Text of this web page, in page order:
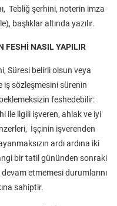
Tebliğ şerhini, noterin imza
başlıklar altında yazılır.
FESHİ NASIL YAPILIR
Süresi belirli olsun veya
iş sözleşmesini sürenin
feshedebilir:
ile ilgili işveren, ahlak ve iyi
İşçinin işverenden
ardı ardına iki
bir tatil gününden sonraki
etmemesi durumlarını
sahiptir.